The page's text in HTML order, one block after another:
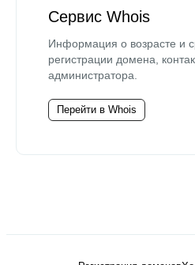
Сервис Whois
Информация о возрасте и
регистрации домена,
администратора.
Перейти в Whois